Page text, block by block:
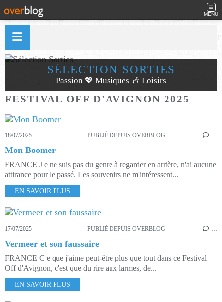
MENU
SÉLECTION SORTIES
Passion 💖 Musiques 🎶 Loisirs
FESTIVAL OFF D'AVIGNON 2025
18/07/2025 PUBLIÉ DEPUIS OVERBLOG …
Mon Boomer
FRANCE J e ne suis pas du genre à regarder en arrière, n'ai aucune
attirance pour le passé. Les souvenirs ne m'intéressent...
EN SAVOIR PLUS
17/07/2025 PUBLIÉ DEPUIS OVERBLOG
Vermeer et son faussaire
FRANCE C e que j'aime peut-être plus que tout dans ce Festival
Off d'Avignon, c'est que du rire aux larmes, de...
EN SAVOIR PLUS